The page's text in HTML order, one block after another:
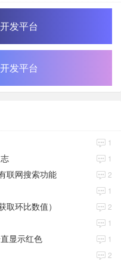
发平台
发平台
1
1
联网搜索功能 2
1
环比数值） 2
1
显示红色 1
2